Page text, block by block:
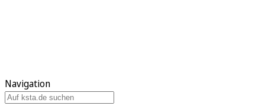
Navigation